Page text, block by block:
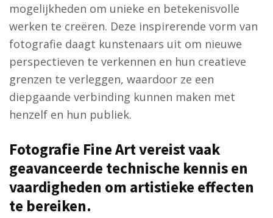
mogelijkheden om unieke en betekenisvolle
werken te creëren. Deze inspirerende vorm van
fotografie daagt kunstenaars uit om nieuwe
perspectieven te verkennen en hun creatieve
grenzen te verleggen, waardoor ze een
diepgaande verbinding kunnen maken met
henzelf en hun publiek.
Fotografie Fine Art vereist vaak
geavanceerde technische kennis en
vaardigheden om artistieke effecten
te bereiken.